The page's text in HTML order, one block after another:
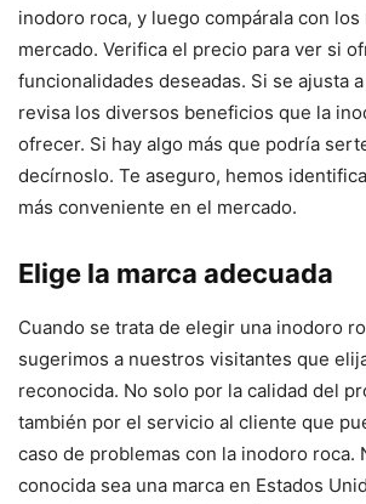
inodoro roca, y luego compárala con
mercado. Verifica el precio para ver si
funcionalidades deseadas. Si se ajusta
revisa los diversos beneficios que la
ofrecer. Si hay algo más que podría
decírnoslo. Te aseguro, hemos
más conveniente en el mercado.
Elige la marca adecuada
Cuando se trata de elegir una inodoro
sugerimos a nuestros visitantes que
reconocida. No solo por la calidad del
también por el servicio al cliente que
caso de problemas con la inodoro roca.
conocida sea una marca en Estados